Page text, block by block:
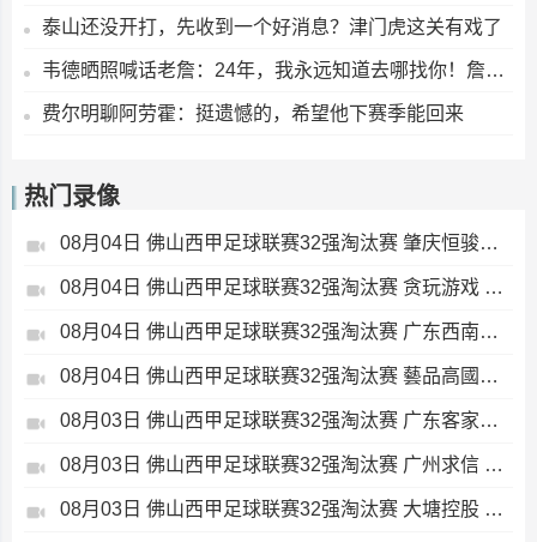
泰山还没开打，先收到一个好消息？津门虎这关有戏了
韦德晒照喊话老詹：24年，我永远知道去哪找你！詹姆斯回应：爱你兄弟
费尔明聊阿劳霍：挺遗憾的，希望他下赛季能回来
热门录像
08月04日 佛山西甲足球联赛32强淘汰赛 肇庆恒骏成 VS 三七互娱 全场录像
08月04日 佛山西甲足球联赛32强淘汰赛 贪玩游戏 VS 美的薪火 全场录像
08月04日 佛山西甲足球联赛32强淘汰赛 广东西南建设 VS 香港圣徒 全场录像
08月04日 佛山西甲足球联赛32强淘汰赛 藝品高國際 VS 湛江狂狼·粵辉能源 全场录像
08月03日 佛山西甲足球联赛32强淘汰赛 广东客家青年 VS 广州英华思力U17 全场录像
08月03日 佛山西甲足球联赛32强淘汰赛 广州求信 VS 顺德新青年 全场录像
08月03日 佛山西甲足球联赛32强淘汰赛 大塘控股 VS 茂名市点都得 全场录像